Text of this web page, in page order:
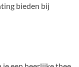
bieden bij